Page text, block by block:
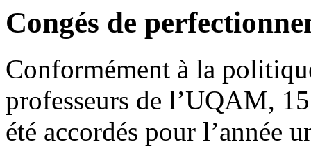
Congés de
Conformément à la
professeurs de l’UQAM,
été accordés pour l’année